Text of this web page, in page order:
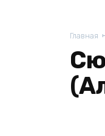
Главная